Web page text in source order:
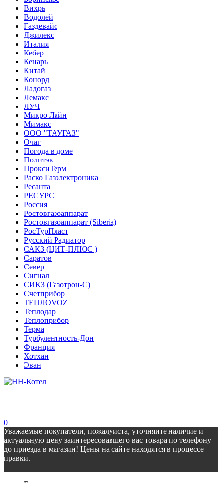
Вихрь
Водолей
Газдевайс
Джилекс
Италия
Кебер
Кенарь
Китай
Конорд
Ладогаз
Лемакс
ЛУЧ
Микро Лайн
Мимакс
ООО "ТАУГАЗ"
Очаг
Погода в доме
Политэк
ПроксиТерм
Раско Газэлектроника
Ресанта
РЕСУРС
Россия
Ростовгазоаппарат
Ростовгазоаппарат (Siberia)
РосТурПласт
Русский Радиатор
САКЗ (ЦИТ-ПЛЮС )
Саратов
Север
Сигнал
СИКЗ (Газотрон-С)
Счетприбор
ТЕПЛОVOZ
Теплодар
Теплоприбор
Терма
Турбулентность-Дон
Франция
Хотхан
Эван
0
Уважаемые покупатели, пожалуйста, уточняйте наличие и
актуальную цену заинтересовавшего вас товара по телефону
до приезда в магазин! Цены на сайте находятся в процессе
правки.